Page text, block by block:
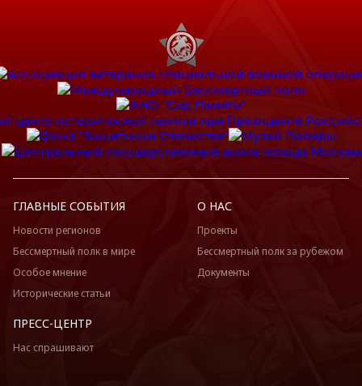
ГЛАВНЫЕ СОБЫТИЯ
Новости регионов
Бессмертный полк в мире
Особое мнение
Исторические статьи
О НАС
Проекты
Бессмертный полк за рубежом
Документы
ПРЕСС-ЦЕНТР
Нас спрашивают